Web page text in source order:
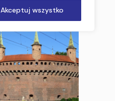
Akceptuj wszystko